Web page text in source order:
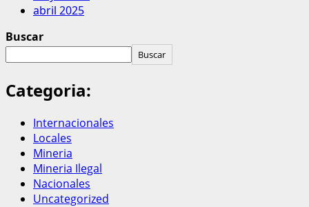
abril 2025
Buscar
Buscar
Categoria:
Internacionales
Locales
Mineria
Mineria Ilegal
Nacionales
Uncategorized